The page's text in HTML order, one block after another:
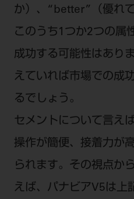
か）、“better”（優れ
このうち1つか2つの属
成功する可能性はあり
えていれば市場での成
るでしょう。
セメントについて言え
操作が簡便、接着力が
られます。その視点か
えば、パナビアV5は上